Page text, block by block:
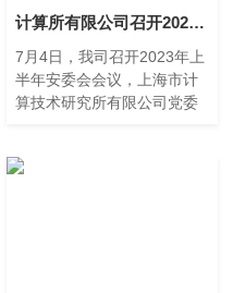
计算所有限公司召开2023年度上半年安全生产委员会会议
7月4日，我司召开2023年上
半年安委会会议，上海市计
算技术研究所有限公司党委
委会副组长吴辰听取了各部